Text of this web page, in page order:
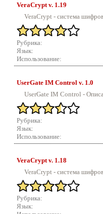
VeraCrypt v. 1.19
VeraCrypt - система
Рубрика:
Язык:
Использование:
UserGate IM Control v. 1.0
UserGate IM Control -
Рубрика:
Язык:
Использование:
VeraCrypt v. 1.18
VeraCrypt - система
Рубрика:
Язык: